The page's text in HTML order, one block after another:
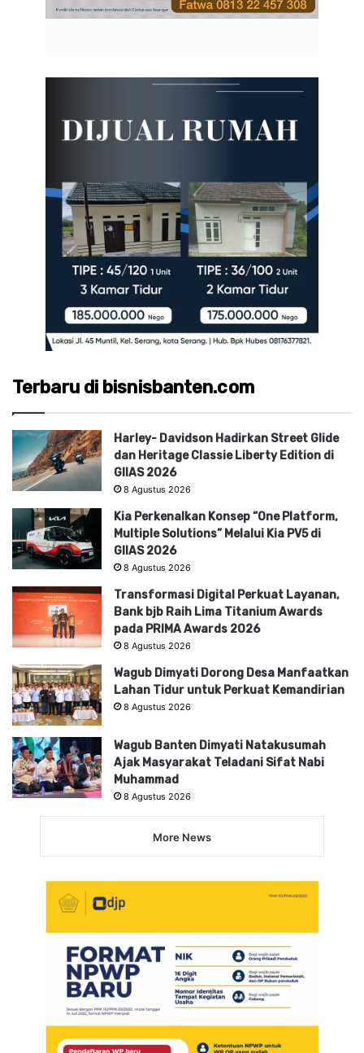
Terbaru di bisnisbanten.com
Harley- Davidson Hadirkan Street Glide
dan Heritage Classie Liberty Edition di
GIIAS 2026
8 Agustus 2026
Kia Perkenalkan Konsep “One Platform,
Multiple Solutions” Melalui Kia PV5 di
GIIAS 2026
8 Agustus 2026
Transformasi Digital Perkuat Layanan,
Bank bjb Raih Lima Titanium Awards
pada PRIMA Awards 2026
8 Agustus 2026
Wagub Dimyati Dorong Desa Manfaatkan
Lahan Tidur untuk Perkuat Kemandirian
8 Agustus 2026
Wagub Banten Dimyati Natakusumah
Ajak Masyarakat Teladani Sifat Nabi
Muhammad
8 Agustus 2026
More News